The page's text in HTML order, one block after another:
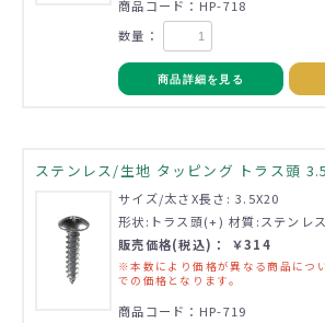
商品コード：HP-718
数量：
商品詳細を見る
ステンレス/生地 タッピング トラス頭
サイズ/太さX長さ: 3.5X20
形状:トラス頭(+) 材質:ステンレ
販売価格(税込)： ￥314
※本数により価格が異なる商品につ
での価格となります。
商品コード：HP-719